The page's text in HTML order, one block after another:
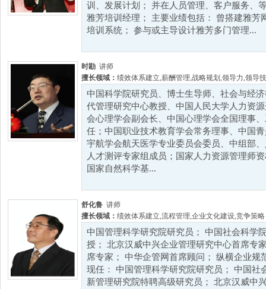
训、发展计划； 并在人员管理、客户服务、
雅芳培训经理； 主要业绩包括： 曾搭建雅芳
培训系统； 参与或主导设计雅芳多门管理...
时勘 讲师
擅长领域： 绩效体系建立,薪酬管理,战略规划 ,领导力,领导
中国科学院研究员、博士生导师、社会与经
代管理研究中心教授、中国人民大学人力资
会心理学会副会长、中国心理学会全国理事
任；中国职业技术教育学会常务理事、中国
宇航学会航天医学专业委员会委员、中组部
人才测评专家组成员；国家人力资源管理师
国家自然科学基...
舒化鲁 讲师
擅长领域： 绩效体系建立,流程管理,企业文化建设,竞争策略
中国管理科学研究院研究员； 中国社会科学
授； 北京汉威中兴企业管理研究中心首席专
席专家； 中华企管网首席顾问； 纵横企业规
现任： 中国管理科学研究院研究员； 中国社
新管理研究院特聘高级研究员； 北京汉威中